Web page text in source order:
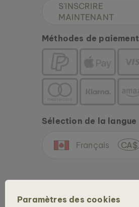
Paramètres des cookies
S'INSCRIRE
MAINTENANT
Méthodes de paiement
Sélection de la langue
Français CA$